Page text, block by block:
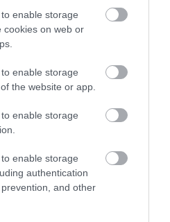
enable storage
cookies on web or
enable storage
the website or app.
enable storage
enable storage
authentication
and other
az adóhatóság a katásokat.